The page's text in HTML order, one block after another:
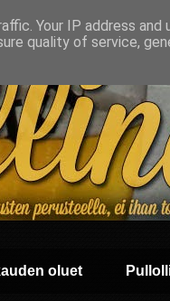
oluet
Your IP address and
quality of service,